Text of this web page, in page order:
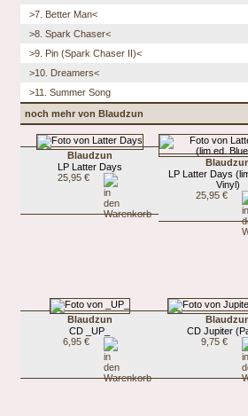
>7. Better Man<
>8. Spark Chaser<
>9. Pin (Spark Chaser II)<
>10. Dreamers<
>11. Summer Song
noch mehr von Blaudzun
Blaudzun
LP Latter Days
25,95 €
LP Latter Days
Vinyl)
25,95 €
Blaudzun
CD _UP_
6,95 €
CD Jupiter
9,75 €